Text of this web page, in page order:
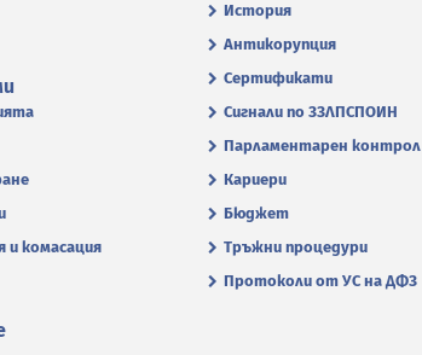
История
Антикорупция
Сертификати
Сигнали по ЗЗЛПСПОИН
Парламентарен контрол
Кариери
Бюджет
Тръжни процедури
Протоколи от УС на ДФЗ
комасация